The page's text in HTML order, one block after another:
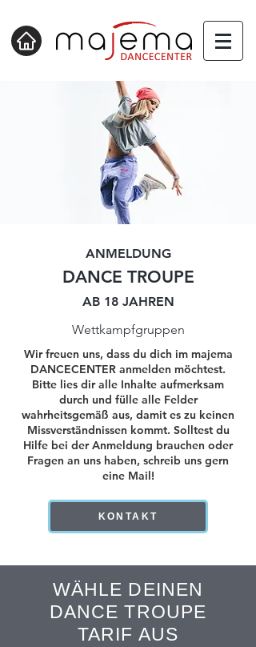
ANMELDUNG
DANCE TROUPE
AB 18 JAHREN
Wettkampfgruppen
Wir freuen uns, dass du dich im majema
DANCECENTER anmelden möchtest.
Bitte lies dir alle Inhalte aufmerksam
durch und fülle alle Felder
wahrheitsgemäß aus, damit es zu keinen
Missverständnissen kommt. Solltest du
Hilfe bei der Anmeldung brauchen oder
Fragen an uns haben, schreib uns gern
eine Mail!
KONTAKT
WÄHLE DEINEN
DANCE TROUPE
TARIF AUS